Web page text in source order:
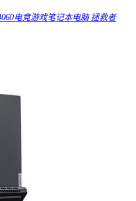
电竞游戏笔记本电脑 拯救者